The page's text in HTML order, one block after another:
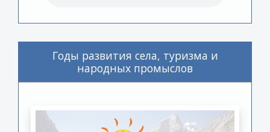
Годы развития села, туризма и
народных промыслов